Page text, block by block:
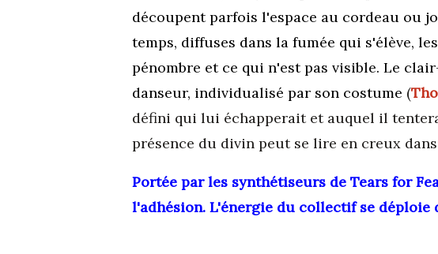
découpent parfois l'espace au cordeau ou
temps, diffuses dans la fumée qui s'élève,
pénombre et ce qui n'est pas visible. Le
danseur, individualisé par son costume (
défini qui lui échapperait et auquel il
présence du divin peut se lire en creux
Portée par les synthétiseurs de Tears for
l'adhésion. L'énergie du collectif se